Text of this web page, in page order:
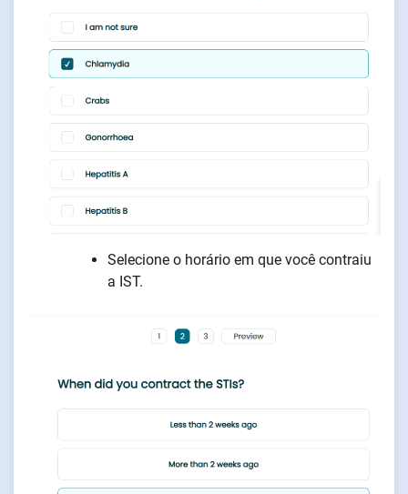
Selecione o horário em que você contraiu
a IST.